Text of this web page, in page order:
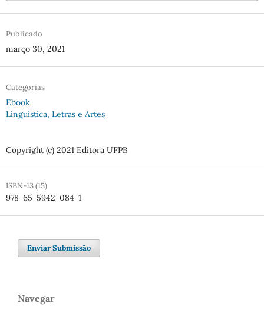
Publicado
março 30, 2021
Categorias
Ebook
Linguística, Letras e Artes
Copyright (c) 2021 Editora UFPB
ISBN-13 (15)
978-65-5942-084-1
Enviar Submissão
Navegar